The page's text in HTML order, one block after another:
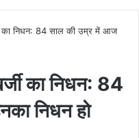
का निधन: 84 साल की उम्र में आज
का निधन: 84
निधन हो